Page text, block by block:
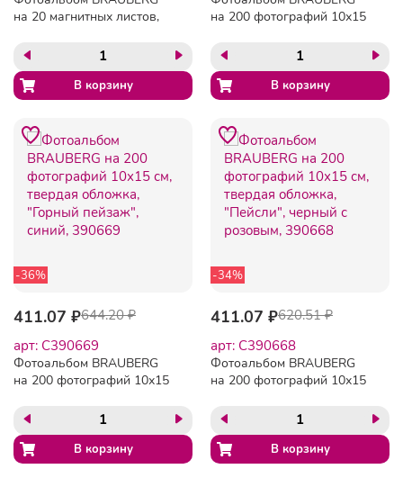
на 20 магнитных листов,
кожу, на кольцах,
коричневый, 390492
на 200 фотографий 10х15
"Путешествие", бокс,
коричневый, 390672
-36%
411.07 ₽644.20 ₽
арт: C390669
Фотоальбом BRAUBERG
на 200 фотографий 10х15
"Горный пейзаж", синий,
390669
-34%
411.07 ₽620.51 ₽
арт: C390668
Фотоальбом BRAUBERG
на 200 фотографий 10х15
"Пейсли", черный с
розовым, 390668